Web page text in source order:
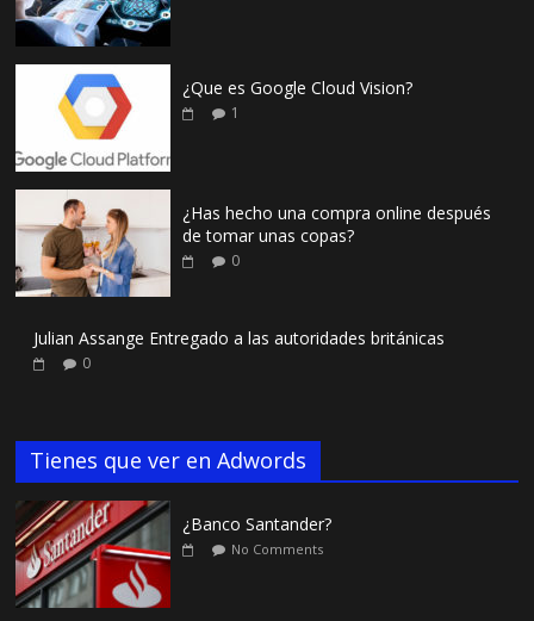
¿Que es Google Cloud Vision?
1
¿Has hecho una compra online después
de tomar unas copas?
0
Julian Assange Entregado a las autoridades británicas
0
Tienes que ver en Adwords
¿Banco Santander?
No Comments